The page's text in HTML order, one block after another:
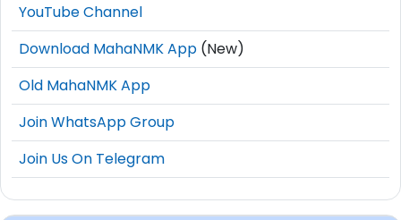
YouTube Channel
Download MahaNMK App (New)
Old MahaNMK App
Join WhatsApp Group
Join Us On Telegram